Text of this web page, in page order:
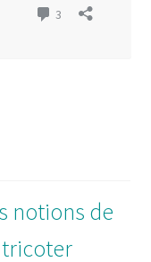
notions de
tricoter